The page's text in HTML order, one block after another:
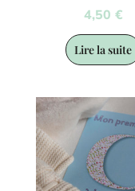
4,50 €
Lire la suite